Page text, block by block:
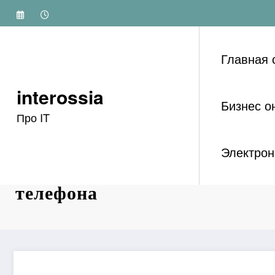
Перейти
interossia
Про IT
Главная
Бизнес
телефона